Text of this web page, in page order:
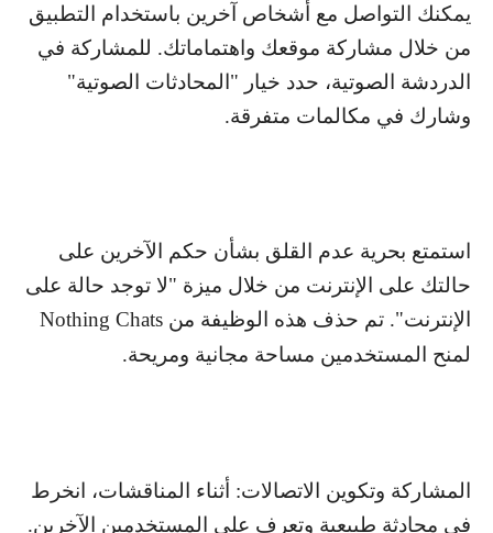
يمكنك التواصل مع أشخاص آخرين باستخدام التطبيق
من خلال مشاركة موقعك واهتماماتك. للمشاركة في
الدردشة الصوتية، حدد خيار "المحادثات الصوتية"
وشارك في مكالمات متفرقة.
استمتع بحرية عدم القلق بشأن حكم الآخرين على
حالتك على الإنترنت من خلال ميزة "لا توجد حالة على
الإنترنت". تم حذف هذه الوظيفة من Nothing Chats
لمنح المستخدمين مساحة مجانية ومريحة.
المشاركة وتكوين الاتصالات: أثناء المناقشات، انخرط
في محادثة طبيعية وتعرف على المستخدمين الآخرين.